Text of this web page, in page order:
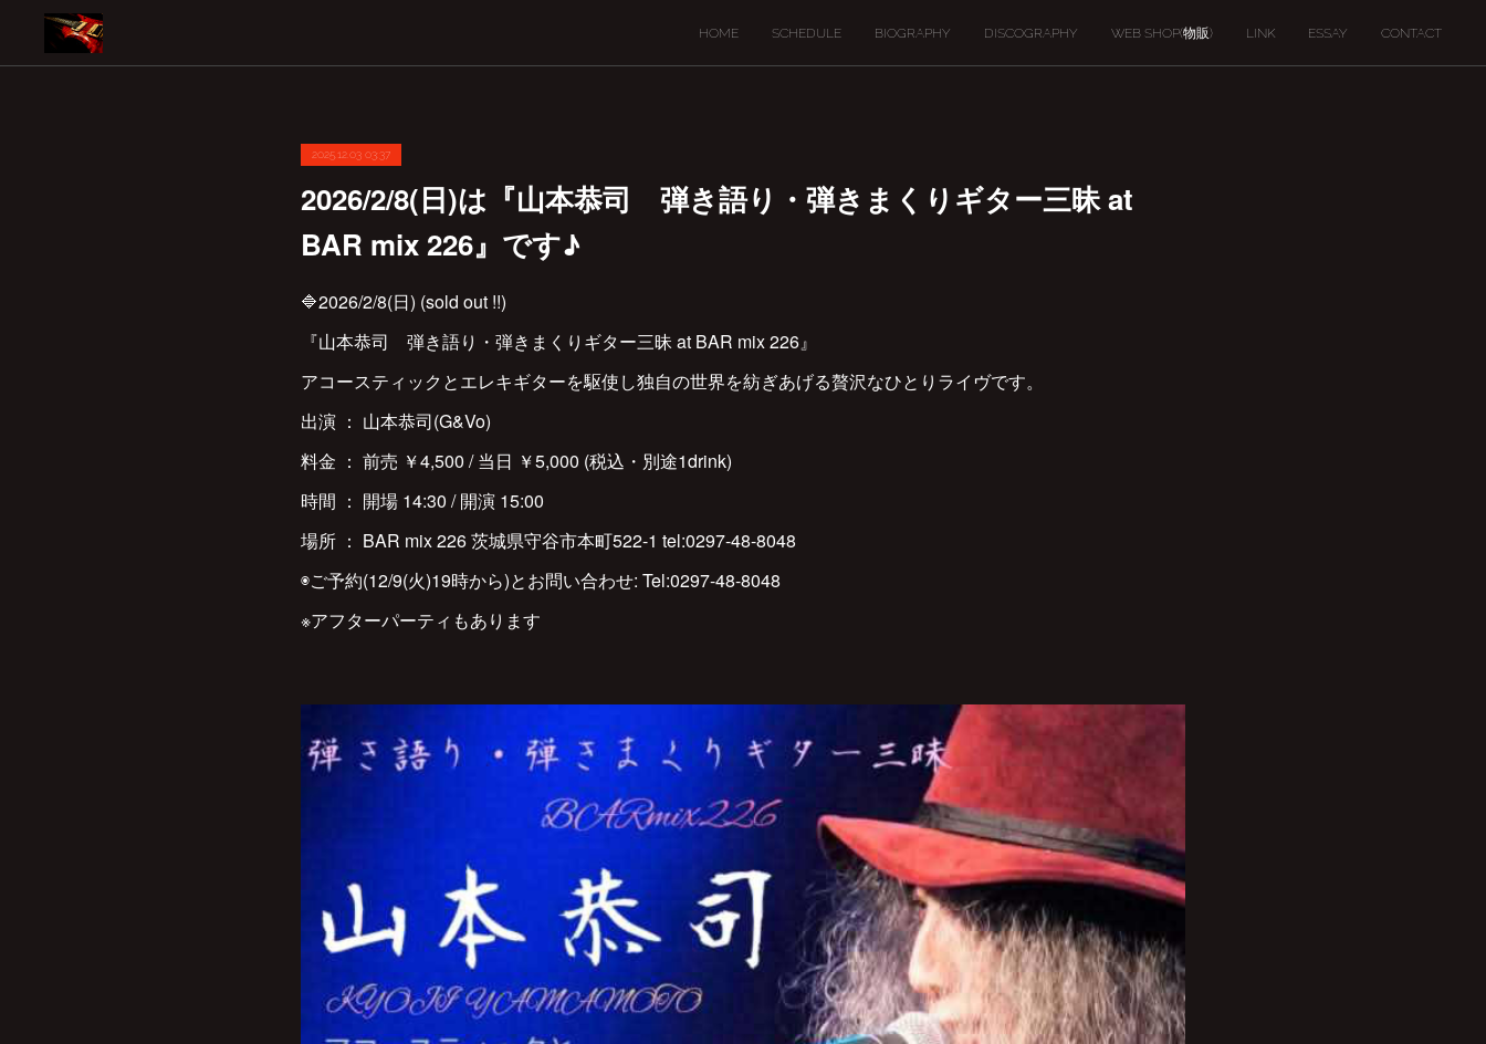
HOME SCHEDULE BIOGRAPHY DISCOGRAPHY WEB SHOP(物販) LINK ESSAY CONTACT
2025.12.03 03:37
2026/2/8(日)は『山本恭司 弾き語り・弾きまくりギター三昧 at
BAR mix 226』です♪
🔷2026/2/8(日) (sold out !!)
『山本恭司 弾き語り・弾きまくりギター三昧 at BAR mix 226』
アコースティックとエレキギターを駆使し独自の世界を紡ぎあげる贅沢なひとりライヴです。
出演 ： 山本恭司(G&Vo)
料金 ： 前売 ￥4,500 / 当日 ￥5,000 (税込・別途1drink)
時間 ： 開場 14:30 / 開演 15:00
場所 ： BAR mix 226 茨城県守谷市本町522-1 tel:0297-48-8048
◉ご予約(12/9(火)19時から)とお問い合わせ: Tel:0297-48-8048
※アフターパーティもあります